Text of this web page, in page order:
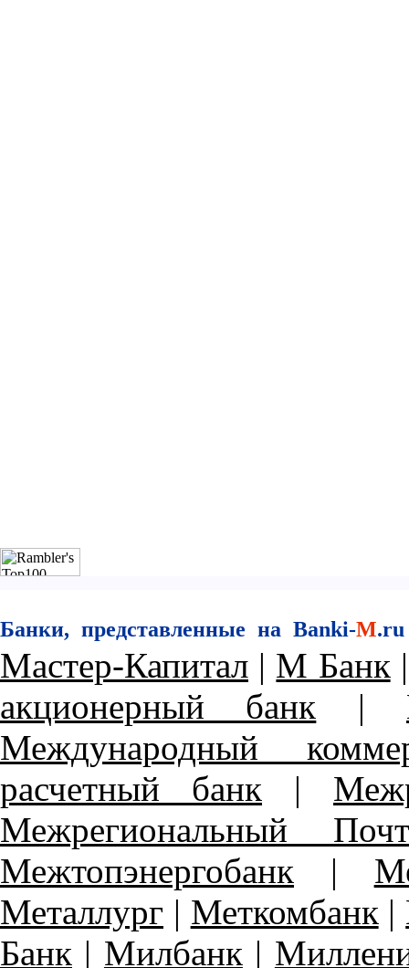
Банки, представленные на Banki-M.ru
Мастер-Капитал | М Банк
акционерный банк |
Международный
расчетный банк |
Межрегиональный
Межтопэнергобанк |
Металлург | Меткомбанк |
Банк | Милбанк |